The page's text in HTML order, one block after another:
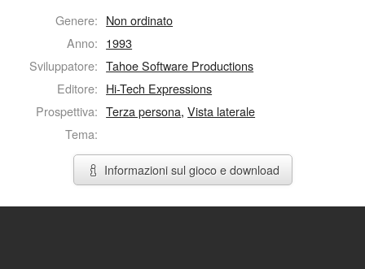
Genere: Non ordinato
Anno: 1993
Sviluppatore: Tahoe Software Productions
Editore: Hi-Tech Expressions
Prospettiva: Terza persona,Vista laterale
Tema:
Informazioni sul gioco e download